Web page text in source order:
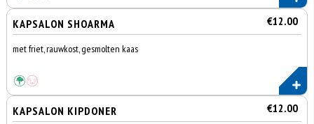
KAPSALON SHOARMA €12.00
met friet, rauwkost, gesmolten kaas
KAPSALON KIPDONER €12.00